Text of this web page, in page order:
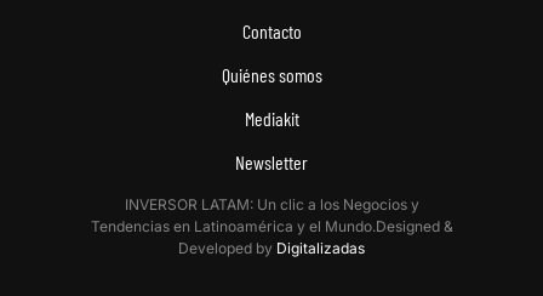
Contacto
Quiénes somos
Mediakit
Newsletter
INVERSOR LATAM: Un clic a los Negocios y
Tendencias en Latinoamérica y el Mundo.Designed &
Developed by Digitalizadas